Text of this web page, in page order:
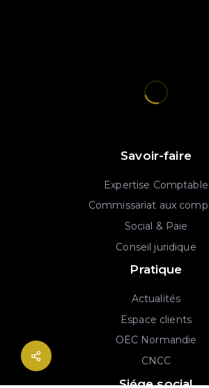
Savoir-faire
Expertise Comptable
Commissariat aux
Social & Paie
Conseil juridique
Pratique
Actualités
Espace clients
OEC Normandie
CNCC
Siége social